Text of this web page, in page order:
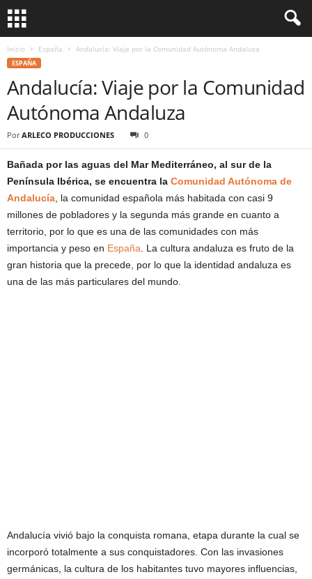
Inicio España Andalucía: Viaje por la Comunidad Autónoma Andaluza
ESPAÑA
Andalucía: Viaje por la Comunidad
Autónoma Andaluza
Por ARLECO PRODUCCIONES 0
Bañada por las aguas del Mar Mediterráneo, al sur de la
Península Ibérica, se encuentra la Comunidad Autónoma de
Andalucía , la comunidad española más habitada con casi 9
millones de pobladores y la segunda más grande en cuanto a
territorio, por lo que es una de las comunidades con más
importancia y peso en España . La cultura andaluza es fruto de la
gran historia que la precede, por lo que la identidad andaluza es
una de las más particulares del mundo.
Andalucía vivió bajo la conquista romana, etapa durante la cual se
incorporó totalmente a sus conquistadores. Con las invasiones
germánicas, la cultura de los habitantes tuvo mayores influencias,